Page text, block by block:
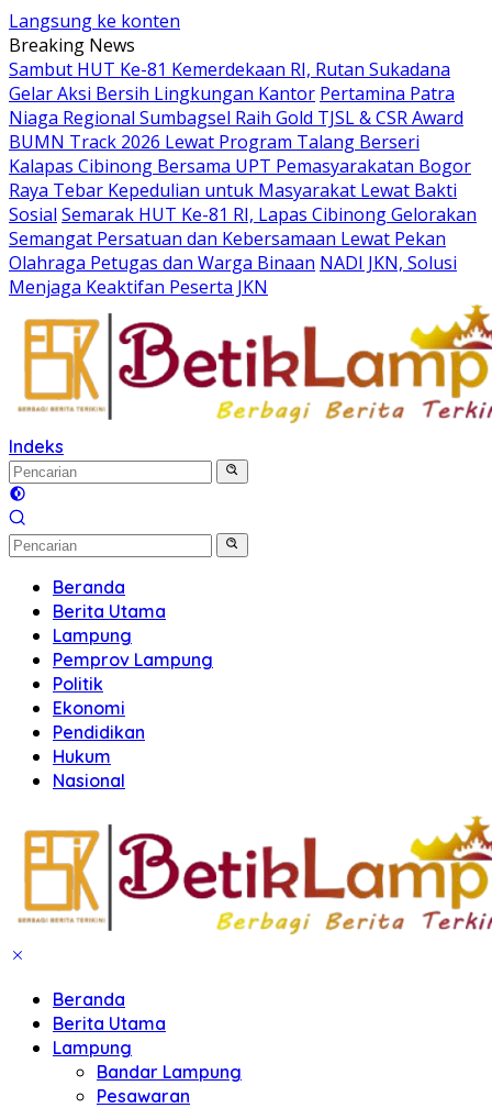
Langsung ke konten
Breaking News
Sambut HUT Ke-81 Kemerdekaan RI, Rutan Sukadana
Gelar Aksi Bersih Lingkungan Kantor Pertamina Patra
Niaga Regional Sumbagsel Raih Gold TJSL & CSR Award
BUMN Track 2026 Lewat Program Talang Berseri
Kalapas Cibinong Bersama UPT Pemasyarakatan Bogor
Raya Tebar Kepedulian untuk Masyarakat Lewat Bakti
Sosial Semarak HUT Ke-81 RI, Lapas Cibinong Gelorakan
Semangat Persatuan dan Kebersamaan Lewat Pekan
Olahraga Petugas dan Warga Binaan NADI JKN, Solusi
Menjaga Keaktifan Peserta JKN
Indeks
Beranda
Berita Utama
Lampung
Pemprov Lampung
Politik
Ekonomi
Pendidikan
Hukum
Nasional
Beranda
Berita Utama
Lampung
Bandar Lampung
Pesawaran